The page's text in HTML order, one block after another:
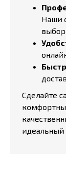
Наши
Сделайте
идеальный